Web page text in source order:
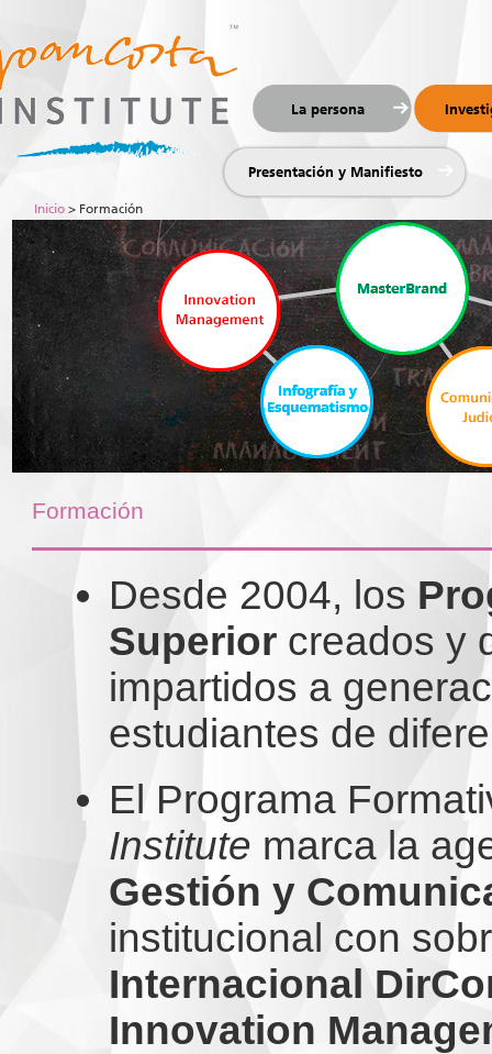
La persona
Presentación y Manifiesto
Inicio > Formación
Formación
Desde 2004, los
Superior creados y
impartidos a
estudiantes de
El Programa
Institute marca la
Gestión y
institucional con
Internacional
Innovation